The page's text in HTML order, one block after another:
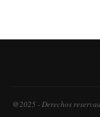
@2025 - Derechos